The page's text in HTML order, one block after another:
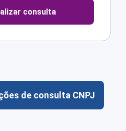
consulta
de consulta CNPJ